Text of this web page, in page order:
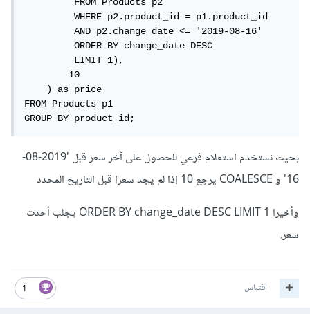
         FROM Products p2
         WHERE p2.product_id = p1.product_id
         AND p2.change_date <= '2019-08-16'
         ORDER BY change_date DESC
         LIMIT 1),
        10
    ) as price
FROM Products p1
GROUP BY product_id;
بحيث نستخدم استعلام فرعي للحصول على آخر سعر قبل '2019-08-
16' و COALESCE يرجع 10 إذا لم يجد سعرا قبل التاريخ المحدد
وأخيرا ORDER BY change_date DESC LIMIT 1 يجلب أحدث
سعر.
1 اقتباس